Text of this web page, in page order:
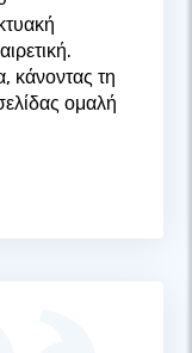
κάνοντας τη
ομαλή